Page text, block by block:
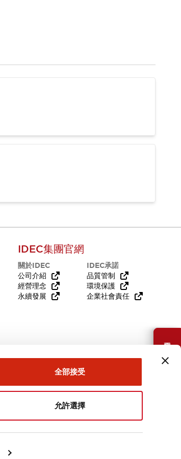
全部接受
允許選擇
需要幫助嗎？
IDEC集團官網
關於IDEC
公司介紹
經營理念
永續發展
IDEC承諾
品質管制
環境保護
企業社會責任
台灣